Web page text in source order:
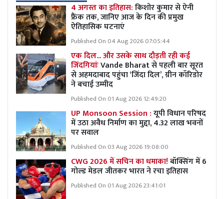
4 अगस्त का इतिहास:किशोर कुमार से ऐनी
फ्रैंक तक, जानिए आज के दिन की प्रमुख
ऐतिहासिक घटनाएं
Published On 04 Aug 2026 07:05:44
एक दिल... और उसके साथ दौड़ती रही कई
जिंदगियांःVande Bharat से पहली बार सूरत
से अहमदाबाद पहुंचा ‘जिंदा दिल’, ग्रीन कॉरिडोर
ने बचाई उम्मीद
Published On 01 Aug 2026 12:49:20
UP Monsoon Session :यूपी विधान परिषद
में उठा अवैध निर्माण का मुद्दा, 4.32 लाख भवनों
पर सवाल
Published On 03 Aug 2026 19:08:00
CWG 2026 में सचिन का धमाका!बॉक्सिंग में 6
गोल्ड मेडल जीतकर भारत ने रचा इतिहास
Published On 01 Aug 2026 23:41:01